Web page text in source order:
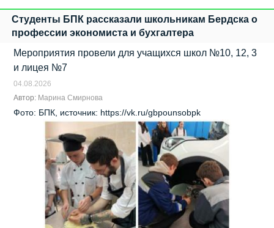
Студенты БПК рассказали школьникам Бердска о
профессии экономиста и бухгалтера
Мероприятия провели для учащихся школ №10, 12, 3
и лицея №7
04.08.2026
Автор: Марина Смирнова
Фото: БПК, источник: https://vk.ru/gbpounsobpk